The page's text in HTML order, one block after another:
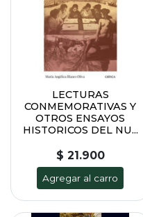
LECTURAS
CONMEMORATIVAS Y
OTROS ENSAYOS
HISTORICOS DEL NU...
$ 21.900
Agregar al carro